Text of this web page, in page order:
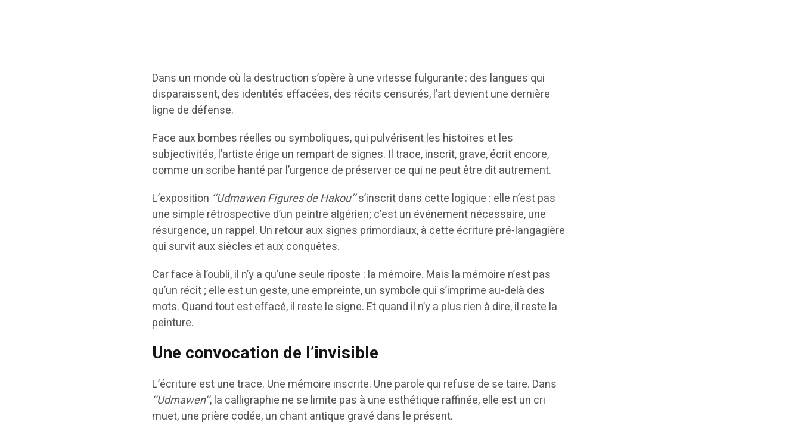
Dans un monde où la destruction s’opère à une vitesse fulgurante : des langues qui
disparaissent, des identités effacées, des récits censurés, l’art devient une dernière
ligne de défense.
Face aux bombes réelles ou symboliques, qui pulvérisent les histoires et les
subjectivités, l’artiste érige un rempart de signes. Il trace, inscrit, grave, écrit encore,
comme un scribe hanté par l’urgence de préserver ce qui ne peut être dit autrement.
L’exposition ‘‘Udmawen Figures de Hakou’’s’inscrit dans cette logique : elle n’est pas
une simple rétrospective d’un peintre algérien; c’est un événement nécessaire, une
résurgence, un rappel. Un retour aux signes primordiaux, à cette écriture pré-langagière
qui survit aux siècles et aux conquêtes.
Car face à l’oubli, il n’y a qu’une seule riposte : la mémoire. Mais la mémoire n’est pas
qu’un récit ; elle est un geste, une empreinte, un symbole qui s’imprime au-delà des
mots. Quand tout est effacé, il reste le signe. Et quand il n’y a plus rien à dire, il reste la
peinture.
Une convocation de l’invisible
L’écriture est une trace. Une mémoire inscrite. Une parole qui refuse de se taire. Dans
‘‘Udmawen’’, la calligraphie ne se limite pas à une esthétique raffinée, elle est un cri
muet, une prière codée, un chant antique gravé dans le présent.